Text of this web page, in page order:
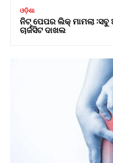
ଓଡ଼ିଶା
ନିଟ୍ ପେପର ଲିକ୍ ମାମଲା
ଚାର୍ଜସିଟ ଦାଖଲ